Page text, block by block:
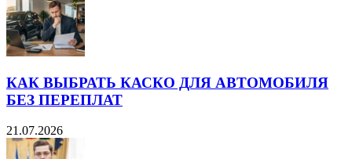
КАК ВЫБРАТЬ КАСКО ДЛЯ АВТОМОБИЛЯ
БЕЗ ПЕРЕПЛАТ
21.07.2026